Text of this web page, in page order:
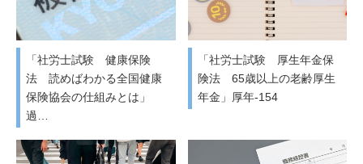
「社労士試験 健康保険
法 読めばわかる全国健康
保険協会の仕組みとは」
過…
「社労士試験 厚生年金保
険法 65歳以上の老齢厚生
年金」厚年-154